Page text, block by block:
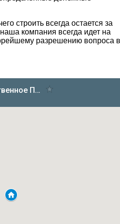
строить всегда остается за
компания всегда идет на
разрешению вопроса в